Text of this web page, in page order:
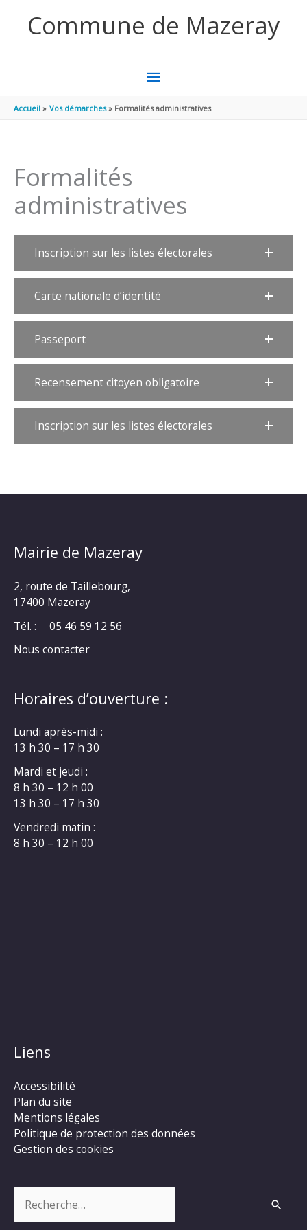
Commune de Mazeray
MENU
PRINCIPAL
Accueil Vos démarches Formalités administratives
Formalités
administratives
Inscription sur les listes électorales
Carte nationale d’identité
Passeport
Recensement citoyen obligatoire
Inscription sur les listes électorales
Mairie de Mazeray
2, route de Taillebourg,
17400 Mazeray
Tél. :
05 46 59 12 56
Nous contacter
Horaires d’ouverture :
Lundi après-midi :
13 h 30 – 17 h 30
Mardi et jeudi :
8 h 30 – 12 h 00
13 h 30 – 17 h 30
Vendredi matin :
8 h 30 – 12 h 00
Liens
Accessibilité
Plan du site
Mentions légales
Politique de protection des données
Gestion des cookies